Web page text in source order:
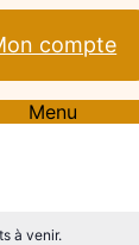
compte
Menu
à venir.